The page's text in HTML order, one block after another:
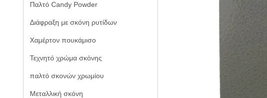
Παλτό Candy Powder
Διάφραξη με σκόνη ρυτίδων
Χαμέρτον πουκάμισο
Τεχνητό χρώμα σκόνης
παλτό σκονών χρωμίου
Μεταλλική σκόνη